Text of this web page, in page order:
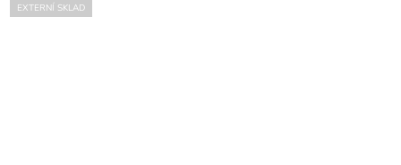
EXTERNÍ SKLAD